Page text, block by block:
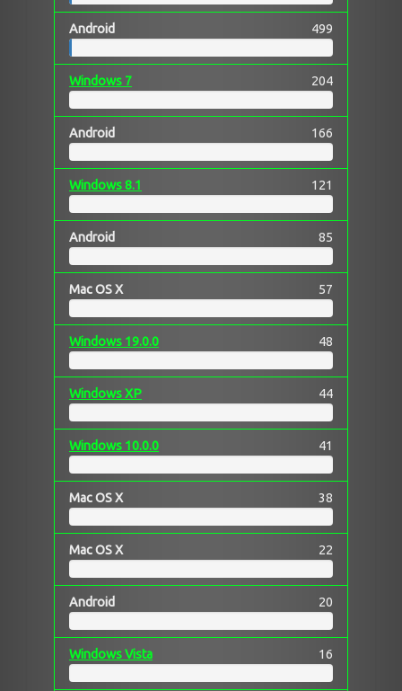
Android 499
Windows 7 204
Android 166
Windows 8.1 121
Android 85
Mac OS X 57
Windows 19.0.0 48
Windows XP 44
Windows 10.0.0 41
Mac OS X 38
Mac OS X 22
Android 20
Windows Vista 16